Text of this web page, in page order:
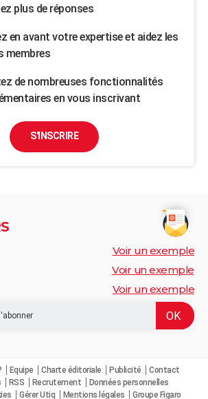
plus de réponses
en avant votre expertise et aidez les
membres
de nombreuses fonctionnalités
en vous inscrivant
S'INSCRIRE
Voir un exemple
Voir un exemple
Voir un exemple
Equipe Charte éditoriale Publicité
Contact
RSS Recrutement
Données personnelles
Gérer Utiq Mentions légales Groupe Figaro